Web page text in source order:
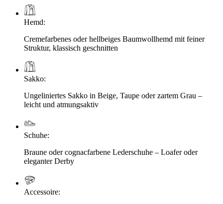
Hemd:
Cremefarbenes oder hellbeiges Baumwollhemd mit feiner
Struktur, klassisch geschnitten
Sakko:
Ungeliniertes Sakko in Beige, Taupe oder zartem Grau –
leicht und atmungsaktiv
Schuhe:
Braune oder cognacfarbene Lederschuhe – Loafer oder
eleganter Derby
Accessoire: